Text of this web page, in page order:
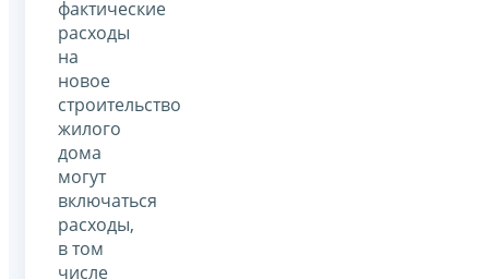
фактические
расходы
на
новое
строительство
жилого
дома
могут
включаться
расходы,
в том
числе